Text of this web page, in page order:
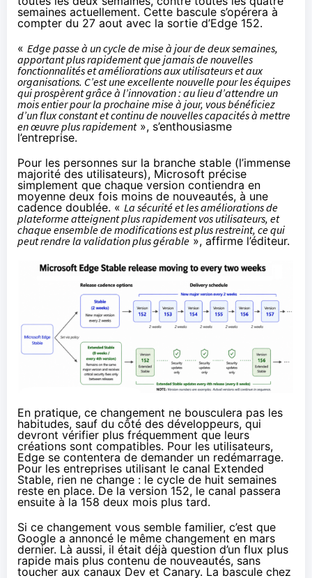
semaines actuellement. Cette bascule s’opérera à
compter du 27 aout avec la sortie d’Edge 152.
« Edge passe à un cycle de mise à jour de deux semaines,
apportant plus rapidement que jamais de nouvelles
fonctionnalités et améliorations aux utilisateurs et aux
organisations. C’est une excellente nouvelle pour les équipes
qui prospèrent grâce à l’innovation : au lieu d’attendre un
mois entier pour la prochaine mise à jour, vous bénéficiez
d’un flux constant et continu de nouvelles capacités à mettre
en œuvre plus rapidement», s’enthousiasme
l’entreprise.
Pour les personnes sur la branche stable (l’immense
majorité des utilisateurs), Microsoft précise
simplement que chaque version contiendra en
moyenne deux fois moins de nouveautés, à une
cadence doublée. « La sécurité et les améliorations de
plateforme atteignent plus rapidement vos utilisateurs, et
chaque ensemble de modifications est plus restreint, ce qui
peut rendre la validation plus gérable », affirme l’éditeur.
En pratique, ce changement ne bousculera pas les
habitudes, sauf du côté des développeurs, qui
devront vérifier plus fréquemment que leurs
créations sont compatibles. Pour les utilisateurs,
Edge se contentera de demander un redémarrage.
Pour les entreprises utilisant le canal Extended
Stable, rien ne change : le cycle de huit semaines
reste en place. De la version 152, le canal passera
ensuite à la 158 deux mois plus tard.
Si ce changement vous semble familier, c’est que
Google a annoncé le même changement en mars
dernier. Là aussi, il était déjà question d’un flux plus
rapide mais plus contenu de nouveautés, sans
toucher aux canaux Dev et Canary. La bascule chez